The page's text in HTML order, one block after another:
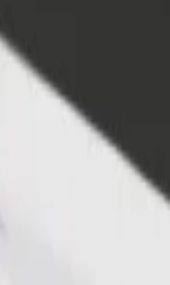
Airport a
Arlanda Airport a